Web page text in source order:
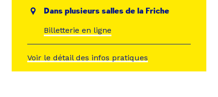
Dans plusieurs salles de la Friche
Billetterie en ligne
Voir le détail des infos pratiques